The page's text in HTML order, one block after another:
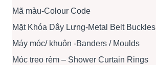
Mã màu-Colour Code
Mặt Khóa Dây Lưng-Metal Belt Buckles
Máy móc/ khuôn -Banders / Moulds
Móc treo rèm – Shower Curtain Rings